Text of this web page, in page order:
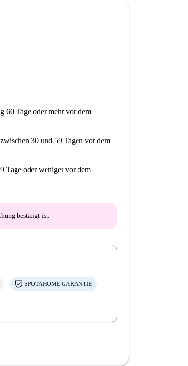
60 Tage oder mehr vor dem
30 und 59 Tagen vor dem
Tage oder weniger vor dem
bestätigt ist.
SPOTAHOME GARANTIE